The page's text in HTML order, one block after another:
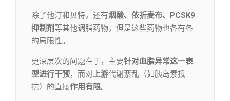
除了他汀和贝特，还有烟酸、依折麦布、PCSK9
抑制剂等其他调脂药物，但是这些药物也各有各
的局限性。
更深层次的问题在于，主要针对血脂异常这一表
型进行干预，而对上游代谢紊乱（如胰岛素抵
抗）的直接作用有限。